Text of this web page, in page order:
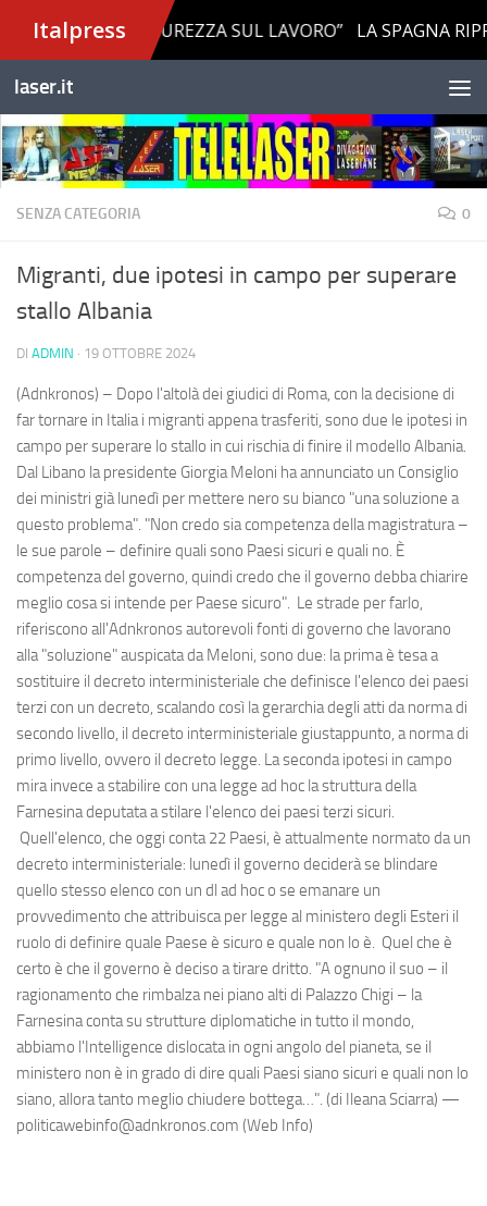
Salta al contenuto
laser.it
SENZA CATEGORIA 0
Migranti, due ipotesi in campo per superare
stallo Albania
DI ADMIN · 19 OTTOBRE 2024
(Adnkronos) – Dopo l'altolà dei giudici di Roma, con la decisione di
far tornare in Italia i migranti appena trasferiti, sono due le ipotesi in
campo per superare lo stallo in cui rischia di finire il modello Albania.
Dal Libano la presidente Giorgia Meloni ha annunciato un Consiglio
dei ministri già lunedì per mettere nero su bianco "una soluzione a
questo problema". "Non credo sia competenza della magistratura –
le sue parole – definire quali sono Paesi sicuri e quali no. È
competenza del governo, quindi credo che il governo debba chiarire
meglio cosa si intende per Paese sicuro". Le strade per farlo,
riferiscono all'Adnkronos autorevoli fonti di governo che lavorano
alla "soluzione" auspicata da Meloni, sono due: la prima è tesa a
sostituire il decreto interministeriale che definisce l'elenco dei paesi
terzi con un decreto, scalando così la gerarchia degli atti da norma di
secondo livello, il decreto interministeriale giustappunto, a norma di
primo livello, ovvero il decreto legge. La seconda ipotesi in campo
mira invece a stabilire con una legge ad hoc la struttura della
Farnesina deputata a stilare l'elenco dei paesi terzi sicuri.
Quell'elenco, che oggi conta 22 Paesi, è attualmente normato da un
decreto interministeriale: lunedì il governo deciderà se blindare
quello stesso elenco con un dl ad hoc o se emanare un
provvedimento che attribuisca per legge al ministero degli Esteri il
ruolo di definire quale Paese è sicuro e quale non lo è. Quel che è
certo è che il governo è deciso a tirare dritto. "A ognuno il suo – il
ragionamento che rimbalza nei piano alti di Palazzo Chigi – la
Farnesina conta su strutture diplomatiche in tutto il mondo,
abbiamo l'Intelligence dislocata in ogni angolo del pianeta, se il
ministero non è in grado di dire quali Paesi siano sicuri e quali non lo
siano, allora tanto meglio chiudere bottega…". (di Ileana Sciarra) —
politicawebinfo@adnkronos.com (Web Info)